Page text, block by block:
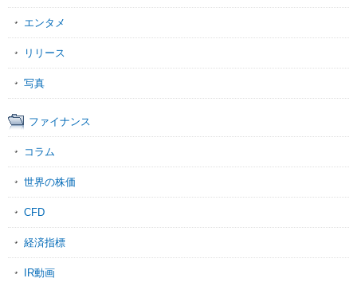
エンタメ
リリース
写真
ファイナンス
コラム
世界の株価
CFD
経済指標
IR動画